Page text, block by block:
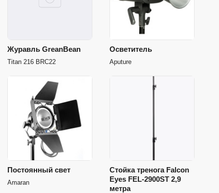
Журавль GreanBean
Titan 216 BRC22
Осветитель
Aputure
Постоянный свет
Amaran
Стойка тренога Falcon
Eyes FEL-2900ST 2,9
метра